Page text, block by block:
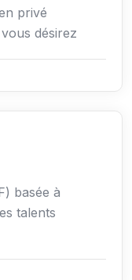
privé
désirez
basée à
talents